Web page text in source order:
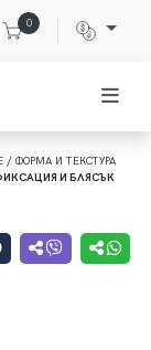
0
/ ФОРМА И ТЕКСТУРА
ФИКСАЦИЯ И БЛЯСЪК